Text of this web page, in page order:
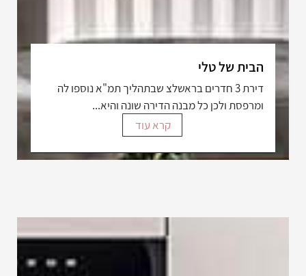
הבית של טלי
דירת 3 חדרים בראשלצ שבתהליך תמ"א נוספו לה
ומרפסת ולכן כל מבנה הדירה שונה והיא...
קרא עוד